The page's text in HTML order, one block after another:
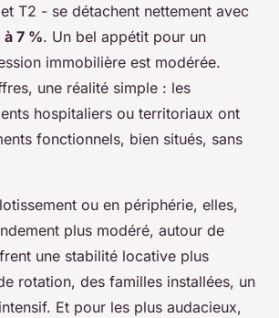
T2 - se détachent nettement avec
à 7 %. Un bel appétit pour un
immobilière est modérée.
une réalité simple : les
hospitaliers ou territoriaux ont
fonctionnels, bien situés, sans
ou en périphérie, elles,
plus modéré, autour de
une stabilité locative plus
rotation, des familles installées, un
Et pour les plus audacieux,